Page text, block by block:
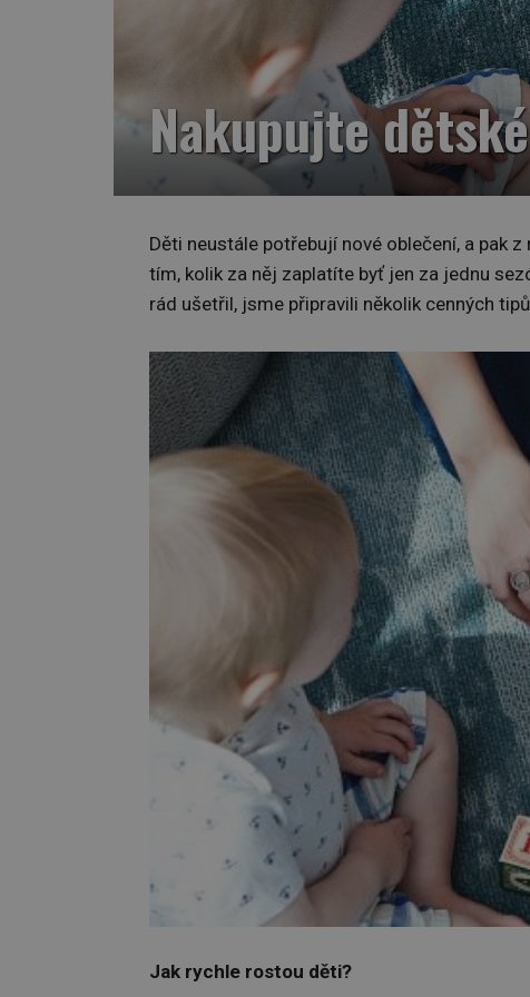
Nakupujte
Děti neustále potřebují nové oblečení, a pak
tím, kolik za něj zaplatíte byť jen za jednu
rád ušetřil, jsme připravili několik cenných
Jak rychle rostou děti?